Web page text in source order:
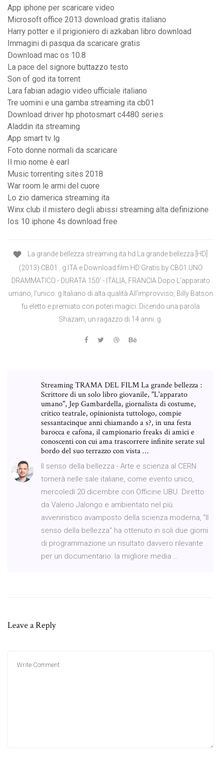
App iphone per scaricare video
Microsoft office 2013 download gratis italiano
Harry potter e il prigioniero di azkaban libro download
Immagini di pasqua da scaricare gratis
Download mac os 10.8
La pace del signore buttazzo testo
Son of god ita torrent
Lara fabian adagio video ufficiale italiano
Tre uomini e una gamba streaming ita cb01
Download driver hp photosmart c4480 series
Aladdin ita streaming
App smart tv lg
Foto donne normali da scaricare
Il mio nome è earl
Music torrenting sites 2018
War room le armi del cuore
Lo zio damerica streaming ita
Winx club il mistero degli abissi streaming alta definizione
Ios 10 iphone 4s download free
La grande bellezza streaming ita hd La grande bellezza [HD]
(2013) CB01 . g ITA e Download film HD Gratis by CB01.UNO
DRAMMATICO - DURATA 150' - ITALIA, FRANCIA Dopo L'apparato
umano, l'unico. g Italiano di alta qualità All'improvviso, Billy Batson
fu eletto e premiato con poteri magici. Dicendo una parola
Shazam, un ragazzo di 14 anni. g.
Streaming TRAMA DEL FILM La grande bellezza :
Scrittore di un solo libro giovanile, "L'apparato
umano", Jep Gambardella, giornalista di costume,
critico teatrale, opinionista tuttologo, compie
sessantacinque anni chiamando a s?, in una festa
barocca e cafona, il campionario freaks di amici e
conoscenti con cui ama trascorrere infinite serate sul
bordo del suo terrazzo con vista …
Il senso della bellezza - Arte e scienza al CERN
tornerà nelle sale italiane, come evento unico,
mercoledì 20 dicembre con Officine UBU. Diretto
da Valerio Jalongo e ambientato nel più
avveniristico avamposto della scienza moderna, "Il
senso della bellezza" ha ottenuto in soli due giorni
di programmazione un risultato davvero rilevante
per un documentario: la migliore media …
Leave a Reply